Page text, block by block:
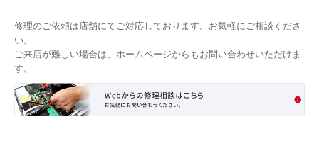
修理のご依頼は店舗にてご対応しております。お気軽にご相談くださ
い。
ご来店が難しい場合は、ホームページからもお問い合わせいただけま
す。